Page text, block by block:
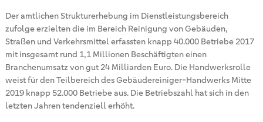
Der amtlichen Strukturerhebung im Dienstleistungsbereich
zufolge erzielten die im Bereich Reinigung von Gebäuden,
Straßen und Verkehrsmittel erfassten knapp 40.000 Betriebe 2017
mit insgesamt rund 1,1 Millionen Beschäftigten einen
Branchenumsatz von gut 24 Milliarden Euro. Die Handwerksrolle
weist für den Teilbereich des Gebäudereiniger-Handwerks Mitte
2019 knapp 52.000 Betriebe aus. Die Betriebszahl hat sich in den
letzten Jahren tendenziell erhöht.